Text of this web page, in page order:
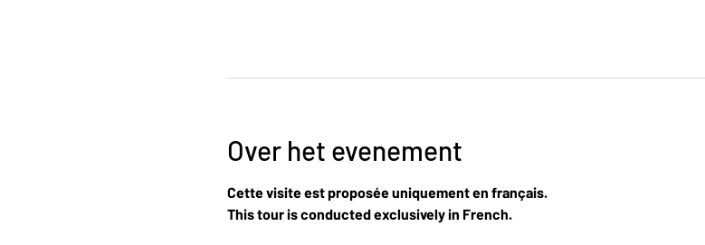
Over het evenement
Cette visite est proposée uniquement en français.
This tour is conducted exclusively in French.